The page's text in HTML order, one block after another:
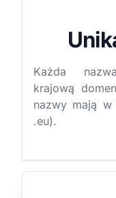
Każda
krajową
nazwy mają
.eu).